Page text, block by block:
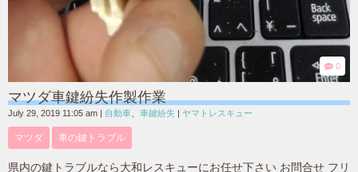
0
マツダ車鍵紛失作製作業
July 29, 2019 11:05 am | 自動車 車鍵紛失 | ヤマトレスキュー
マツダ 車の鍵トラブル
県内の鍵トラブルなら大和レスキューにお任せ下さい お問合せ フリ